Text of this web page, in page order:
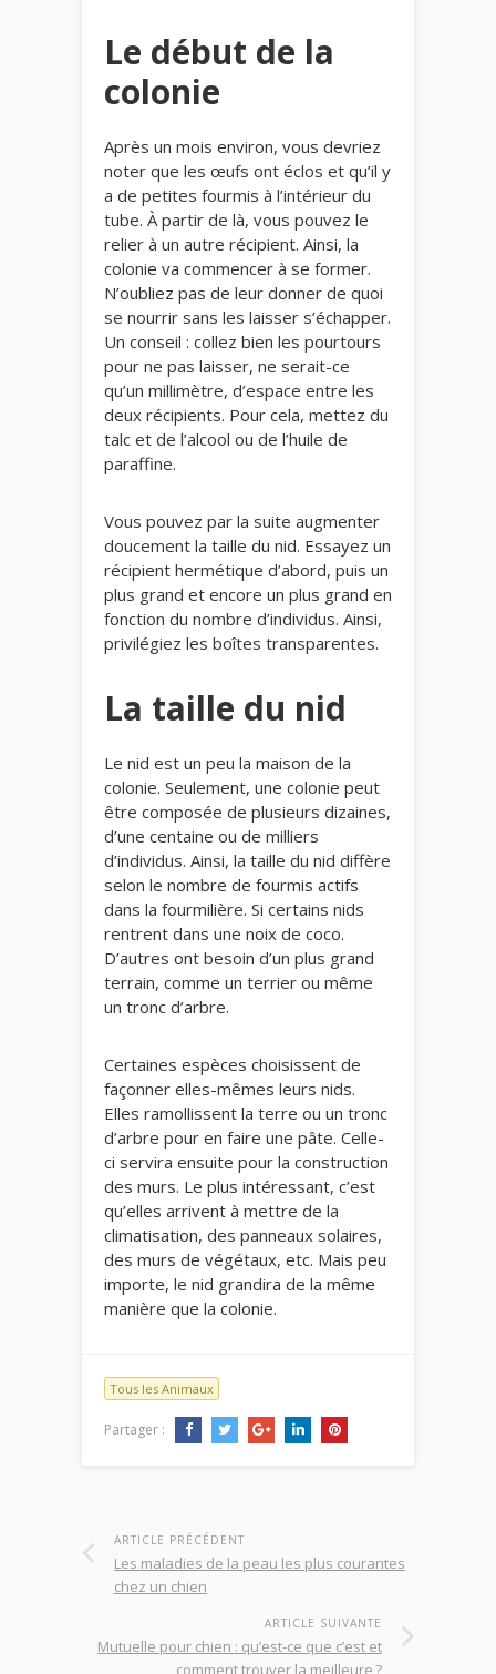
Le début de la
colonie
Après un mois environ, vous devriez
noter que les œufs ont éclos et qu’il y
a de petites fourmis à l’intérieur du
tube. À partir de là, vous pouvez le
relier à un autre récipient. Ainsi, la
colonie va commencer à se former.
N’oubliez pas de leur donner de quoi
se nourrir sans les laisser s’échapper.
Un conseil : collez bien les pourtours
pour ne pas laisser, ne serait-ce
qu’un millimètre, d’espace entre les
deux récipients. Pour cela, mettez du
talc et de l’alcool ou de l’huile de
paraffine.
Vous pouvez par la suite augmenter
doucement la taille du nid. Essayez un
récipient hermétique d’abord, puis un
plus grand et encore un plus grand en
fonction du nombre d’individus. Ainsi,
privilégiez les boîtes transparentes.
La taille du nid
Le nid est un peu la maison de la
colonie. Seulement, une colonie peut
être composée de plusieurs dizaines,
d’une centaine ou de milliers
d’individus. Ainsi, la taille du nid diffère
selon le nombre de fourmis actifs
dans la fourmilière. Si certains nids
rentrent dans une noix de coco.
D’autres ont besoin d’un plus grand
terrain, comme un terrier ou même
un tronc d’arbre.
Certaines espèces choisissent de
façonner elles-mêmes leurs nids.
Elles ramollissent la terre ou un tronc
d’arbre pour en faire une pâte. Celle-
ci servira ensuite pour la construction
des murs. Le plus intéressant, c’est
qu’elles arrivent à mettre de la
climatisation, des panneaux solaires,
des murs de végétaux, etc. Mais peu
importe, le nid grandira de la même
manière que la colonie.
Tous les Animaux
Partager :
ARTICLE PRÉCÉDENT
Les maladies de la peau les plus courantes
chez un chien
ARTICLE SUIVANTE
Mutuelle pour chien : qu’est-ce que c’est et
comment trouver la meilleure ?